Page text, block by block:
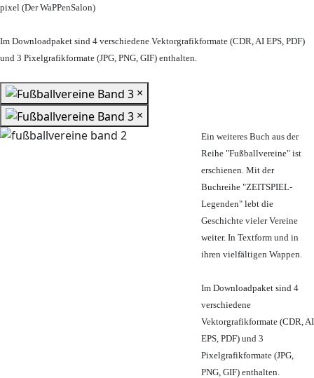
pixel (Der WaPPenSalon)
Im Downloadpaket sind 4 verschiedene Vektorgrafikformate (CDR, AI EPS, PDF)
und 3 Pixelgrafikformate (JPG, PNG, GIF) enthalten.
×
×
Ein weiteres Buch aus der
Reihe "Fußballvereine" ist
erschienen. Mit der
Buchreihe "ZEITSPIEL-
Legenden" lebt die
Geschichte vieler Vereine
weiter. In Textform und in
ihren vielfältigen Wappen.
Im Downloadpaket sind 4
verschiedene
Vektorgrafikformate (CDR, AI
EPS, PDF) und 3
Pixelgrafikformate (JPG,
PNG, GIF) enthalten.